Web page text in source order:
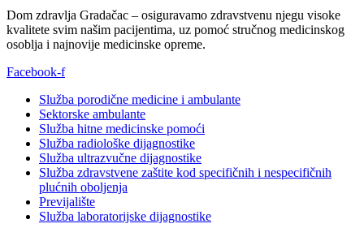
Dom zdravlja Gradačac – osiguravamo zdravstvenu njegu visoke
kvalitete svim našim pacijentima, uz pomoć stručnog medicinskog
osoblja i najnovije medicinske opreme.
Facebook-f
Služba porodične medicine i ambulante
Sektorske ambulante
Služba hitne medicinske pomoći
Služba radiološke dijagnostike
Služba ultrazvučne dijagnostike
Služba zdravstvene zaštite kod specifičnih i nespecifičnih
plućnih oboljenja
Previjalište
Služba laboratorijske dijagnostike